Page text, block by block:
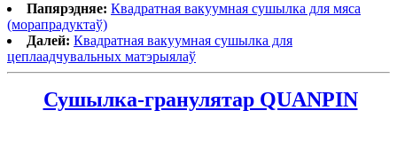
Папярэдняе: Квадратная вакуумная сушылка для мяса
(морапрадуктаў)
Далей: Квадратная вакуумная сушылка для
цеплаадчувальных матэрыялаў
Сушылка-гранулятар QUANPIN